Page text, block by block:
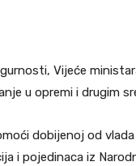
Vijeće
u opremi i drugim
dobijenoj od
i pojedinaca iz